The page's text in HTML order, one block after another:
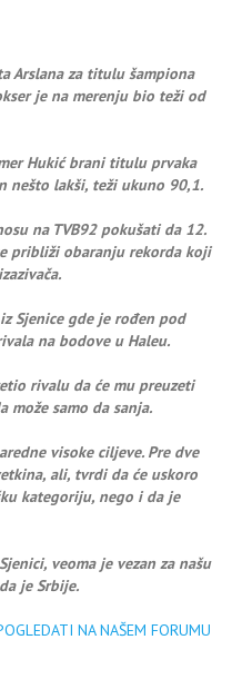
Arslana za titulu šampiona
je na merenju bio teži od
Hukić brani titulu prvaka
nešto lakši, teži ukuno 90,1.
na TVB92 pokušati da 12.
približi obaranju rekorda koji
Sjenice gde je rođen pod
na bodove u Haleu.
rivalu da će mu preuzeti
samo da sanja.
visoke ciljeve. Pre dve
ali, tvrdi da će uskoro
kategoriju, nego i da je
veoma je vezan za našu
je Srbije.
NA NAŠEM FORUMU